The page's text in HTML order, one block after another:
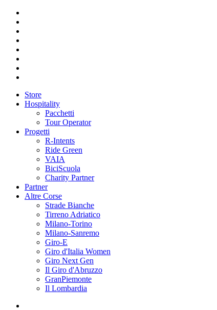
Store
Hospitality
Pacchetti
Tour Operator
Progetti
R-Intents
Ride Green
VAIA
BiciScuola
Charity Partner
Partner
Altre Corse
Strade Bianche
Tirreno Adriatico
Milano-Torino
Milano-Sanremo
Giro-E
Giro d'Italia Women
Giro Next Gen
Il Giro d'Abruzzo
GranPiemonte
Il Lombardia